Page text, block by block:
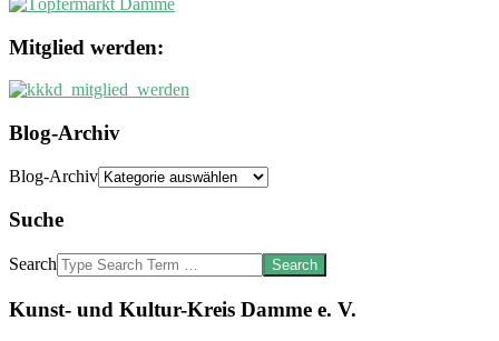
Mitglied werden:
Blog-Archiv
Blog-Archiv
Suche
Search
Kunst- und Kultur-Kreis Damme e. V.